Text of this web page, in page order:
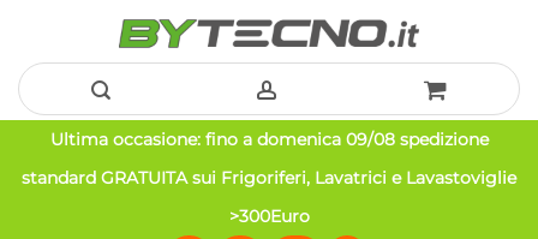
Salta
al
Ultima occasione: fino a domenica 09/08 spedizione
standard GRATUITA sui Frigoriferi, Lavatrici e Lavastoviglie
>300Euro